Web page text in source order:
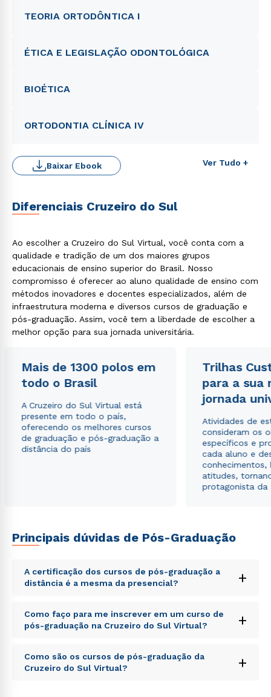
TEORIA ORTODÔNTICA I
ÉTICA E LEGISLAÇÃO ODONTOLÓGICA
BIOÉTICA
ORTODONTIA CLÍNICA IV
Ver Tudo +
Baixar Ebook
Diferenciais Cruzeiro do Sul
Ao escolher a Cruzeiro do Sul Virtual, você conta com a
qualidade e tradição de um dos maiores grupos
educacionais de ensino superior do Brasil. Nosso
compromisso é oferecer ao aluno qualidade de ensino com
métodos inovadores e docentes especializados, além de
infraestrutura moderna e diversos cursos de graduação e
pós-graduação. Assim, você tem a liberdade de escolher a
melhor opção para sua jornada universitária.
Mais de 1300 polos em
todo o Brasil
A Cruzeiro do Sul Virtual está
presente em todo o país,
oferecendo os melhores cursos
de graduação e pós-graduação a
distância do país
Trilhas
para a sua
jornada
Atividades de
consideram os
específicos e
cada aluno e
conhecimentos,
atitudes,
protagonista da
Principais dúvidas de Pós-Graduação
A certificação dos cursos de pós-graduação a
distância é a mesma da presencial?
+
Sed ut perspiciatis unde omnis iste natus error sit
voluptatem accusantium doloremque laudantium,
totam rem aperiam, eaque ipsa quae ab illo inventore
explicabo. Nemo enim ipsam voluptatem quia
voluptas sit aspernatur aut odit aut fugit, sed quia
Como faço para me inscrever em um curso de
pós-graduação na Cruzeiro do Sul Virtual?
+
Sed ut perspiciatis unde omnis iste natus error sit
voluptatem accusantium doloremque laudantium,
Como são os cursos de pós-graduação da
Cruzeiro do Sul Virtual?
+
WhatsApp
Política de Privacidade.e
autorizo que meus dados sejam utilizados para o